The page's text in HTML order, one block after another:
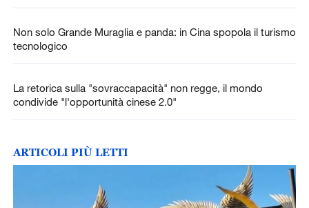
Non solo Grande Muraglia e panda: in Cina spopola il turismo
tecnologico
La retorica sulla "sovraccapacità" non regge, il mondo
condivide "l'opportunità cinese 2.0"
ARTICOLI PIÙ LETTI